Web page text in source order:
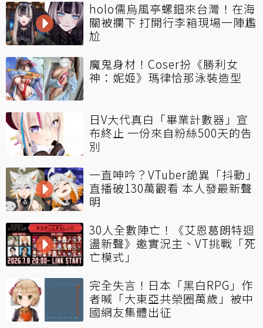
holo儒烏風亭螺鈿來台灣！在海
關被攔下 打開行李箱現場一陣尷
尬
魔鬼身材！Coser扮《勝利女
神：妮姬》瑪律恰那泳裝造型
日V大代真白「畢業計數器」宣
布終止 一份來自粉絲500天的告
別
一直呻吟？VTuber詭異「抖動」
直播破130萬觀看 本人發最新聲
明
30人全數陣亡！《艾恩葛朗特迴
盪新聲》邀實況主、VT挑戰「死
亡模式」
完全失言！日本「黑白RPG」作
者喊「大東亞共榮圈萬歲」被中
國網友集體出征